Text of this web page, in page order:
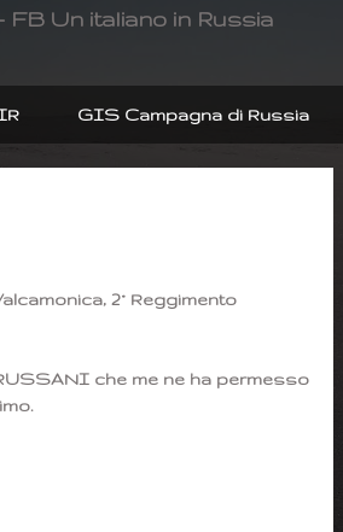
FB Un italiano in Russia
GIS Campagna di Russia
2° Reggimento
che me ne ha permesso